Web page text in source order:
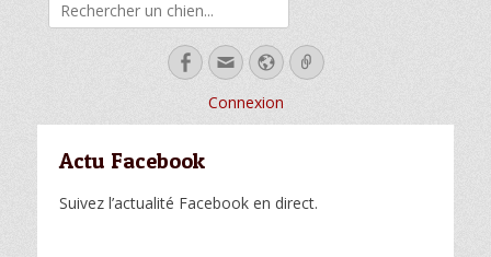
Facebook
EmailSite
web
Link
Connexion
Actu Facebook
Suivez l’actualité Facebook en direct.